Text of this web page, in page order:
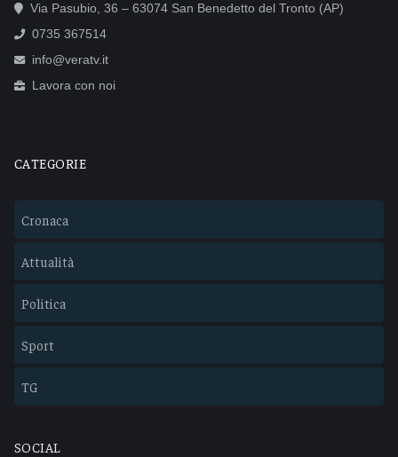
Via Pasubio, 36 – 63074 San Benedetto del Tronto (AP)
0735 367514
info@veratv.it
Lavora con noi
CATEGORIE
Cronaca
Attualità
Politica
Sport
TG
SOCIAL